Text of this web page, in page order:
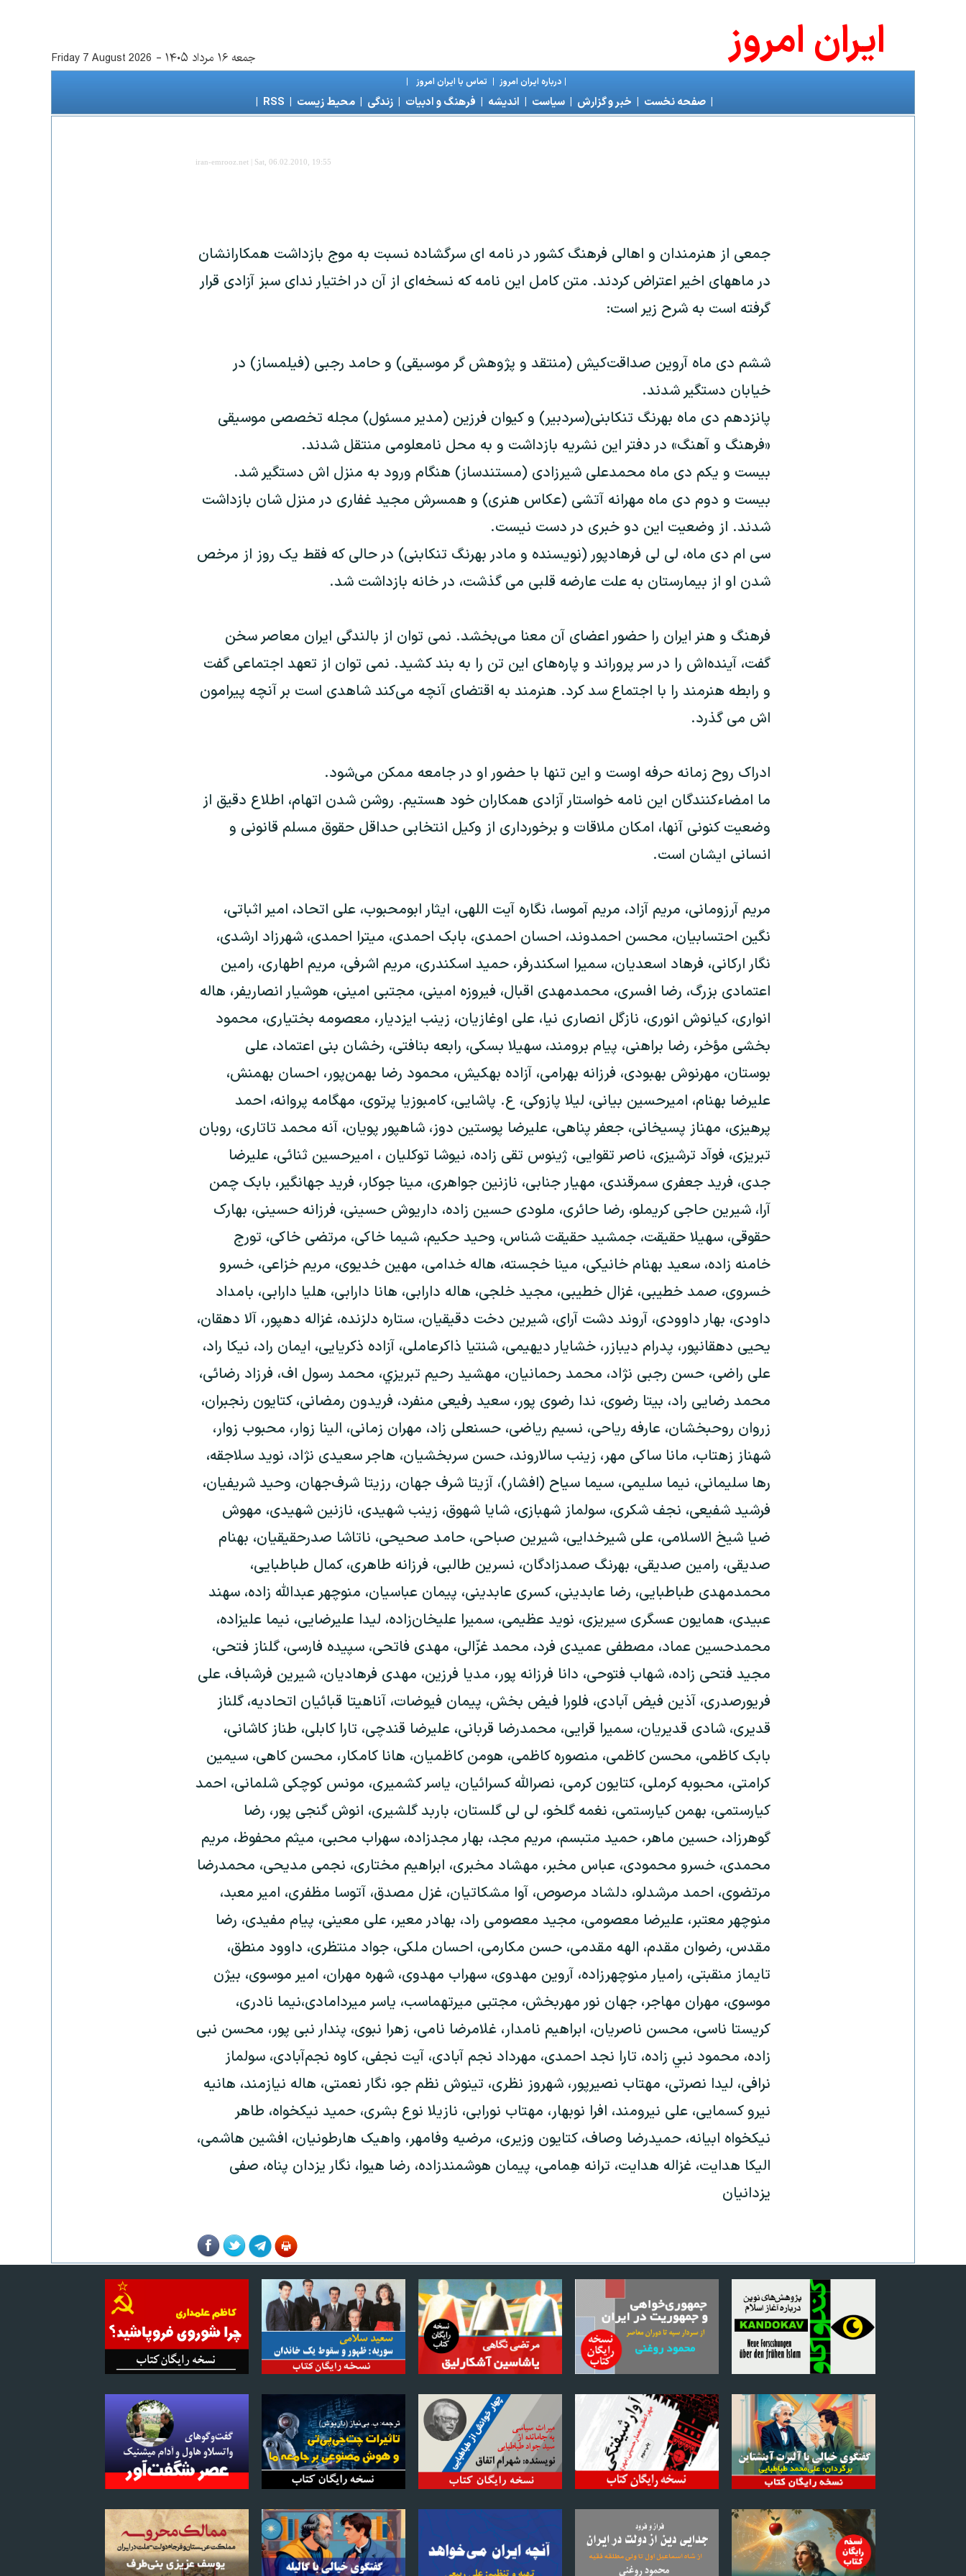
جمعه ۱۶ مرداد ۱۴۰۵ -
Friday 7 August 2026 ايران امروز
|درباره ايران امروز | تماس با ايران امروز |
| صفحه نخست | خبر و گزارش | سياست | انديشه | فرهنگ و ادبيات | زندگی | محیط زیست |
RSS
|
iran-emrooz.net | Sat, 06.02.2010, 19:55
جمعی از هنرمندان و اهالی فرهنگ کشور در نامه ای سرگشاده نسبت به موج بازداشت همکارانشان
در ماههای اخیر اعتراض کردند. متن کامل این نامه که نسخه‌ای از آن در اختیار ندای سبز آزادی قرار
گرفته است به شرح زیر است:
ششم دی ماه آروین صداقت‌کیش (منتقد و پژوهش گر موسیقی) و حامد رجبی (فیلمساز) در
خیابان دستگیر شدند.
پانزدهم دی ماه بهرنگ تنکابنی(سردبیر) و کیوان فرزین (مدیر مسئول) مجله تخصصی موسیقی
«فرهنگ و آهنگ» در دفتر این نشریه بازداشت و به محل نامعلومی منتقل شدند.
بیست و یکم دی ماه محمدعلی شیرزادی (مستندساز) هنگام ورود به منزل اش دستگیر شد.
بیست و دوم دی ماه مهرانه آتشی (عکاس هنری) و همسرش مجید غفاری در منزل شان بازداشت
شدند. از وضعیت این دو خبری در دست نیست.
سی ام دی ماه، لی لی فرهادپور (نویسنده و مادر بهرنگ تنکابنی) در حالی که فقط یک روز از مرخص
شدن او از بیمارستان به علت عارضه قلبی می گذشت، در خانه بازداشت شد.
فرهنگ و هنر ایران را حضور اعضای آن معنا می‌بخشد. نمی توان از بالندگی ایران معاصر سخن
گفت، آینده‌اش را در سر پروراند و پاره‌های این تن را به بند کشید. نمی توان از تعهد اجتماعی گفت
و رابطه هنرمند را با اجتماع سد کرد. هنرمند به اقتضای آنچه می‌‌کند شاهدی است بر آنچه پیرامون
اش می گذرد.
ادراک روح زمانه حرفه اوست و این تنها با حضور او در جامعه ممکن می‌شود.
ما امضاءکنندگان این نامه خواستار آزادی همکاران خود هستیم. روشن شدن اتهام، اطلاع دقیق از
وضعیت کنونی آنها، امکان ملاقات و برخورداری از وکیل انتخابی حداقل حقوق مسلم قانونی و
انسانی ایشان است.
مریم آرزومانی، مریم آزاد، مریم آموسا، نگاره آیت اللهی، ایثار ابومحبوب، علی اتحاد، امیر اثباتی،
نگین احتسابیان، محسن احمدوند، احسان احمدی، بابک احمدی، میترا احمدی، شهرزاد ارشدی،
نگار ارکانی، فرهاد اسعدیان، سمیرا اسکندرفر، حمید اسکندری، مریم اشرفی، مریم اطهاری، رامین
اعتمادی بزرگ، رضا افسری، محمدمهدی اقبال، فیروزه امینی، مجتبی امینی، هوشیار انصاریفر، هاله
انواری، کیانوش انوری، نازگل انصاری نیا، علی اوغازیان، زینب ایزدیار، معصومه بختیاری، محمود
بخشی مؤخر، رضا براهنی، پیام برومند، سهیلا بسکی، رابعه بنافتی، رخشان بنی اعتماد، علی
بوستان، مهرنوش بهبودی، فرزانه بهرامی، آزاده بهکیش، محمود رضا بهمن‌پور، احسان بهمنش،
علیرضا بهنام، امیرحسین بیانی، لیلا پازوکی، ع. پاشایی، کامبوزیا پرتوی، مهگامه پروانه، احمد
پرهیزی، مهناز پسیخانی، جعفر پناهی، علیرضا پوستین دوز، شاهپور پویان، آنه محمد تاتاری، روبان
تبریزی، فوآد ترشیزی، ناصر تقوایی، ژینوس تقی زاده، نیوشا توکلیان ، امیرحسین ثنائی، علیرضا
جدی، فرید جعفری سمرقندی، مهیار جنابی، نازنین جواهری، مینا جوکار، فرید جهانگیر، بابک چمن
آرا، شیرین حاجی کریملو، رضا حائری، ملودی حسین زاده، داریوش حسینی، فرزانه حسینی، بهارک
حقوقی، سهیلا حقیقت، جمشید حقیقت شناس، وحید حکیم، شیما خاکی، مرتضی خاکی، تورج
خامنه زاده، سعید بهنام خانیکی، مینا خجسته، هاله خدامی، مهین خدیوی، مریم خزاعی، خسرو
خسروی، صمد خطیبی، غزال خطیبی، مجید خلجی، هاله دارابی، هانا دارابی، هلیا دارابی، بامداد
داودی، بهار داوودی، آروند دشت آرای، شیرین دخت دقیقیان، ستاره دلزنده، غزاله دهپور، آلا دهقان،
یحیی دهقانپور، پدرام دیبازر، خشایار دیهیمی، شنتیا ذاکرعاملی، آزاده ذکریایی، ایمان راد، نیکا راد،
علی راضی، حسن رجبی نژاد، محمد رحمانیان، مهشيد رحيم تبريزي، محمد رسول اف، فرزاد رضائی،
محمد رضایی راد، بیتا رضوی، ندا رضوی پور، سعید رفیعی منفرد، فریدون رمضانی، کتایون رنجبران،
زروان روحبخشان، عارفه ریاحی، نسیم ریاضی، حسنعلی زاد، مهران زمانی، الینا زوار، محبوب زوار،
شهناز زهتاب، مانا ساکی مهر، زینب سالاروند، حسن سربخشیان، هاجر سعیدی نژاد، نوید سلاجقه،
رها سلیمانی، نیما سلیمی، سیما سیاح (افشار)، آزیتا شرف جهان، رزیتا شرف‌جهان، وحید شریفیان،
فرشید شفیعی، نجف شکری، سولماز شهبازی، شایا شهوق، زینب شهیدی، نازنین شهیدی، مهوش
ضیا شیخ الاسلامی، علی شیرخدایی، شیرین صباحی، حامد صحیحی، ناتاشا صدرحقیقیان، بهنام
صدیقی، رامین صدیقی، بهرنگ صمدزادگان، نسرین طالبی، فرزانه طاهری، کمال طباطبایی،
محمدمهدی طباطبایی، رضا عابدینی، کسری عابدینی، پیمان عباسیان، منوچهر عبدالله زاده، سهند
عبیدی، همایون عسگری سیریزی، نوید عظیمی، سمیرا علیخان‌زاده، لیدا علیرضایی، نیما علیزاده،
محمدحسین عماد، مصطفی عمیدی فرد، محمد غزّالی، مهدی فاتحی، سپیده فارسی، گلناز فتحی،
مجید فتحی زاده، شهاب فتوحی، دانا فرزانه پور، مدیا فرزین، مهدی فرهادیان، شیرین فرشباف، علی
فریورصدری، آذین فیض آبادی، فلورا فیض بخش، پیمان فیوضات، آناهیتا قبائیان اتحادیه، گلناز
قدیری، شادی قدیریان، سمیرا قرایی، محمدرضا قربانی، علیرضا قندچی، تارا کابلی، طناز کاشانی،
بابک کاظمی، محسن کاظمی، منصوره کاظمی، هومن کاظمیان، هانا کامکار، محسن کاهی، سیمین
کرامتی، محبوبه کرملی، کتایون کرمی، نصرالله کسرائیان، یاسر کشمیری، مونس کوچکی شلمانی، احمد
کیارستمی، بهمن کیارستمی، نغمه گلخو، لی لی گلستان، باربد گلشیری، انوش گنجی پور، رضا
گوهرزاد، حسین ماهر، حمید متبسم، مریم مجد، بهار مجدزاده، سهراب محبی، میثم محفوظ، مریم
محمدی، خسرو محمودی، عباس مخبر، مهشاد مخبری، ابراهیم مختاری، نجمی مدیحی، محمدرضا
مرتضوی، احمد مرشدلو، دلشاد مرصوص، آوا مشکاتیان، غزل مصدق، آتوسا مظفری، امیر معبد،
منوچهر معتبر، علیرضا معصومی، مجید معصومی راد، بهادر معیر، علی معینی، پیام مفیدی، رضا
مقدس، رضوان مقدم، الهه مقدمی، حسن مکارمی، احسان ملکی، جواد منتظری، داوود منطق،
تایماز منقبتی، رامیار منوچهرزاده، آروین مهدوی، سهراب مهدوی، شهره مهران، امیر موسوی، بیژن
موسوی، مهران مهاجر، جهان نور مهربخش، مجتبی میرتهماسب، یاسر میردامادی،نیما نادری،
کریستا ناسی، محسن ناصریان، ابراهیم نامدار، غلامرضا نامی، زهرا نبوی، پندار نبی پور، محسن نبی
زاده، محمود نبي زاده، تارا نجد احمدی، مهرداد نجم آبادی، آیت نجفی، کاوه نجم‌آبادی، سولماز
نرافی، لیدا نصرتی، مهتاب نصیرپور، شهروز نظری، تینوش نظم جو، نگار نعمتی، هاله نیازمند، هانیه
نیرو کسمایی، علی نیرومند، افرا نوبهار، مهتاب نورابی، نازیلا نوع بشری، حمید نیکخواه، طاهر
نیکخواه ابیانه، حمیدرضا وصاف، کتایون وزیری، مرضیه وفامهر، واهیک هارطونیان، افشین هاشمی،
الیکا هدایت، غزاله هدایت، ترانه هِمامی، پیمان هوشمندزاده، رضا هیوا، نگار یزدان پناه، صفی
یزدانیان